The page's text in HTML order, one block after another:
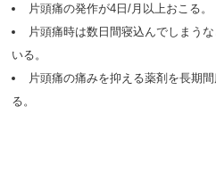
片頭痛の発作が4日/月以上おこる。
片頭痛時は数日間寝込んでしまう
いる。
片頭痛の痛みを抑える薬剤を長期
る。